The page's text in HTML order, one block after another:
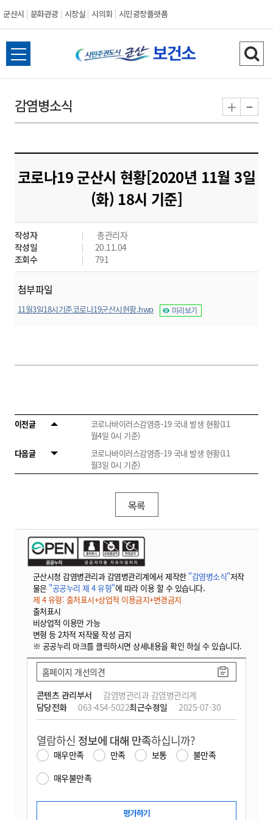
군산시 문화관광 시장실 시의회 시민광장플랫폼
군
산
전
체
뉴
열
검
색
기
감염병소식 + -
코로나19 군산시 현황[2020년 11월 3일
(화) 18시 기준]
작성자
총관리자
작성일
20.11.04
조회수
791
첨부파일
11월3일18시기준코로나19군산시현황.hwp 미리보기
이전글
코로나바이러스감염증-19 국내 발생 현황(11
월4일 0시 기준)
다음글
코로나바이러스감염증-19 국내 발생 현황(11
월3일 0시 기준)
목록
군산시청 감염병관리과 감염병관리계에서 제작한 "감염병소식"저작
물은 "공공누리 제 4 유형"에 따라 이용 할 수 있습니다.
제 4 유형: 출처표시+상업적 이용금지+변경금지
출처표시
비상업적 이용만 가능
변형 등 2차적 저작물 작성 금지
※ 공공누리 마크를 클릭하시면 상세내용을 확인 하실 수 있습니다.
콘텐츠 관리부서
감염병관리과 감염병관리계
담당전화
063-454-5022최근수정일 2025-07-30
홈페이지 개선의견
열람하신 정보에 대해 만족하십니까?
매우만족 만족 보통
불만족
매우불만족